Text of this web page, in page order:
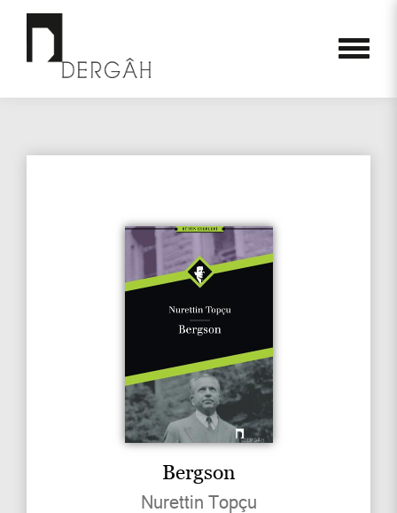
Bergson
Nurettin Topçu